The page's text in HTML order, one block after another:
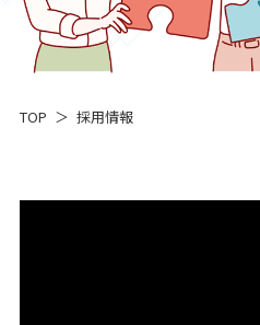
TOP 採用情報